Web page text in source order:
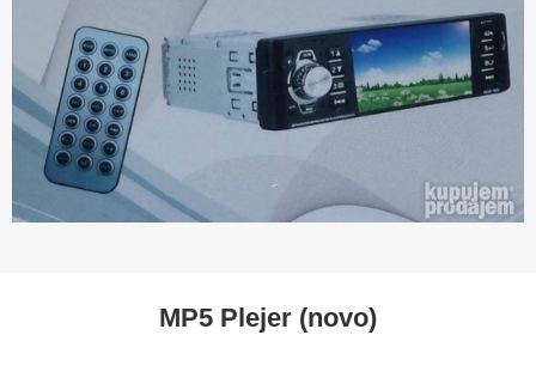
MP5 Plejer (novo)